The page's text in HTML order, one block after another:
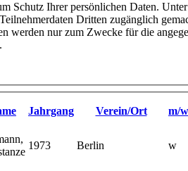
Schutz Ihrer persönlichen Daten.
Dritten zugänglich
werden nur zum Zwecke für die
Jahrgang Verein/Ort m/w
1973 Berlin w